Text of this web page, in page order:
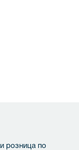
розница по